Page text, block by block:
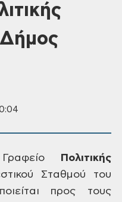
Πολιτικής
Σταθμού του
προς τους